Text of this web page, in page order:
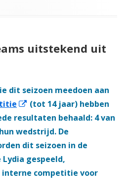
uitstekend uit
dit seizoen meedoen aan
Opent
in
een
nieuw
venster
(tot 14 jaar) hebben
resultaten behaald: 4 van
wedstrijd. De
dit seizoen in de
gespeeld,
interne competitie voor